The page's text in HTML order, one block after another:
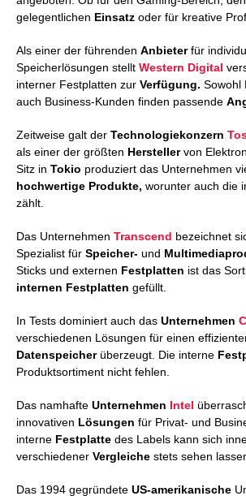
gelegentlichen Einsatz oder für kreative
Als einer der führenden Anbieterfür
Speicherlösungen stellt Western Digital
interner Festplatten zur Verfügung. Sowohl
auch Business-Kunden finden passende
Zeitweise galt der Technologiekonzern
als einer der größten Herstellervon
Sitz in Tokio produziert das Unternehmen
hochwertige Produkte, worunter auch die
zählt.
Das Unternehmen Transcend bezeichnet
Spezialist für Speicher- und
Sticks und externen Festplatten ist das
internen Festplatten gefüllt.
In Tests dominiert auch das Unternehmen
verschiedenen Lösungen für einen
Datenspeicherüberzeugt. Die interne
Produktsortiment nicht fehlen.
Das namhafte Unternehmen Intel
innovativen Lösungen für Privat- und
interne Festplatte des Labels kann sich
verschiedener Vergleiche stets sehen
Das 1994 gegründete US-amerikanische